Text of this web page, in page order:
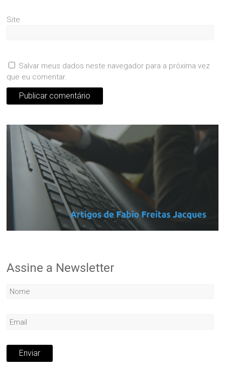
Site
Salvar meus dados neste navegador para a próxima vez
que eu comentar.
Assine a Newsletter